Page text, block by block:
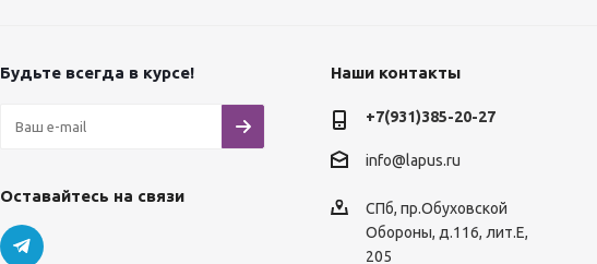
Будьте всегда в курсе!
Оставайтесь на связи
Наши контакты
+7(931)385-20-27
info@lapus.ru
СПб, пр.Обуховской
Обороны, д.116, лит.Е,
205